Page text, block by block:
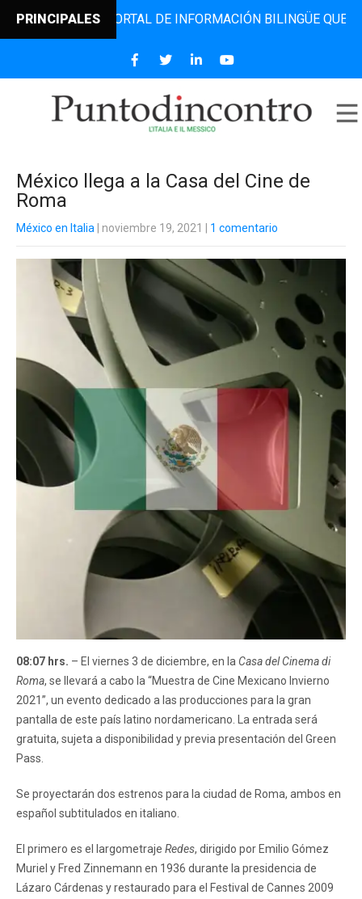
PRINCIPALES
EL PORTAL DE INFORMACIÓN BILINGÜE QUE
México llega a la Casa del Cine de
Roma
México en Italia | noviembre 19, 2021 1 comentario
08:07 hrs. – El viernes 3 de diciembre, en la Casa del Cinema di
Roma, se llevará a cabo la “Muestra de Cine Mexicano Invierno
2021”, un evento dedicado a las producciones para la gran
pantalla de este país latino nordamericano. La entrada será
gratuita, sujeta a disponibilidad y previa presentación del Green
Pass.
Se proyectarán dos estrenos para la ciudad de Roma, ambos en
español subtitulados en italiano.
El primero es el largometraje Redes, dirigido por Emilio Gómez
Muriel y Fred Zinnemann en 1936 durante la presidencia de
Lázaro Cárdenas y restaurado para el Festival de Cannes 2009